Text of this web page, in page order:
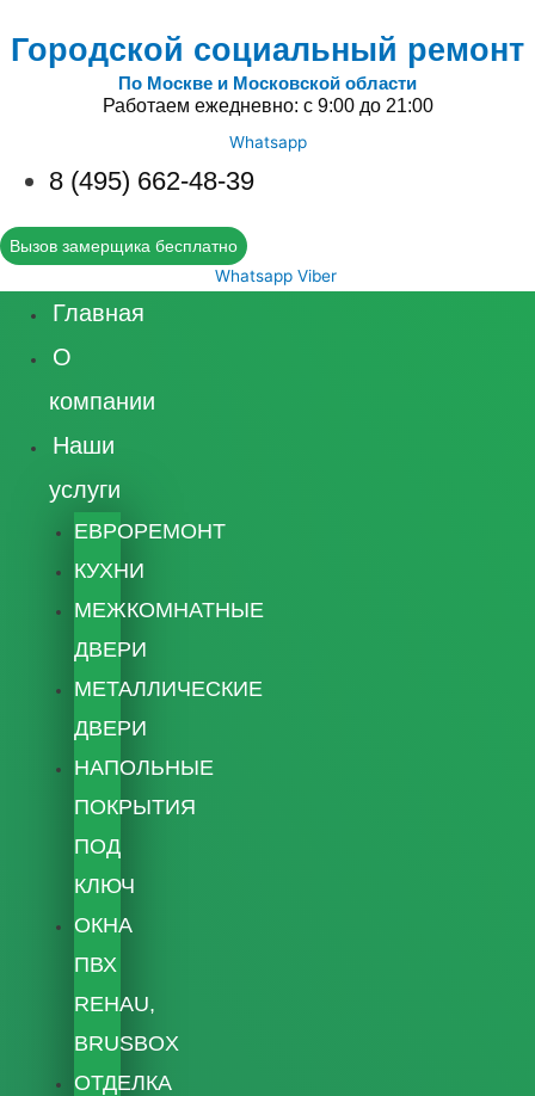
Городской социальный ремонт
По Москве и Московской области
Работаем ежедневно: с 9:00 до 21:00
Whatsapp
8 (495) 662-48-39
Вызов замерщика бесплатно
Whatsapp Viber
Главная
О
компании
Наши
услуги
ЕВРОРЕМОНТ
КУХНИ
МЕЖКОМНАТНЫЕ
ДВЕРИ
МЕТАЛЛИЧЕСКИЕ
ДВЕРИ
НАПОЛЬНЫЕ
ПОКРЫТИЯ
ПОД
КЛЮЧ
ОКНА
ПВХ
REHAU,
BRUSBOX
ОТДЕЛКА